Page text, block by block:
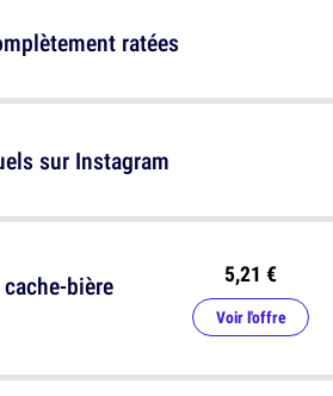
sur Instagram
ratées
bière 5,21 €
Voir l'offre